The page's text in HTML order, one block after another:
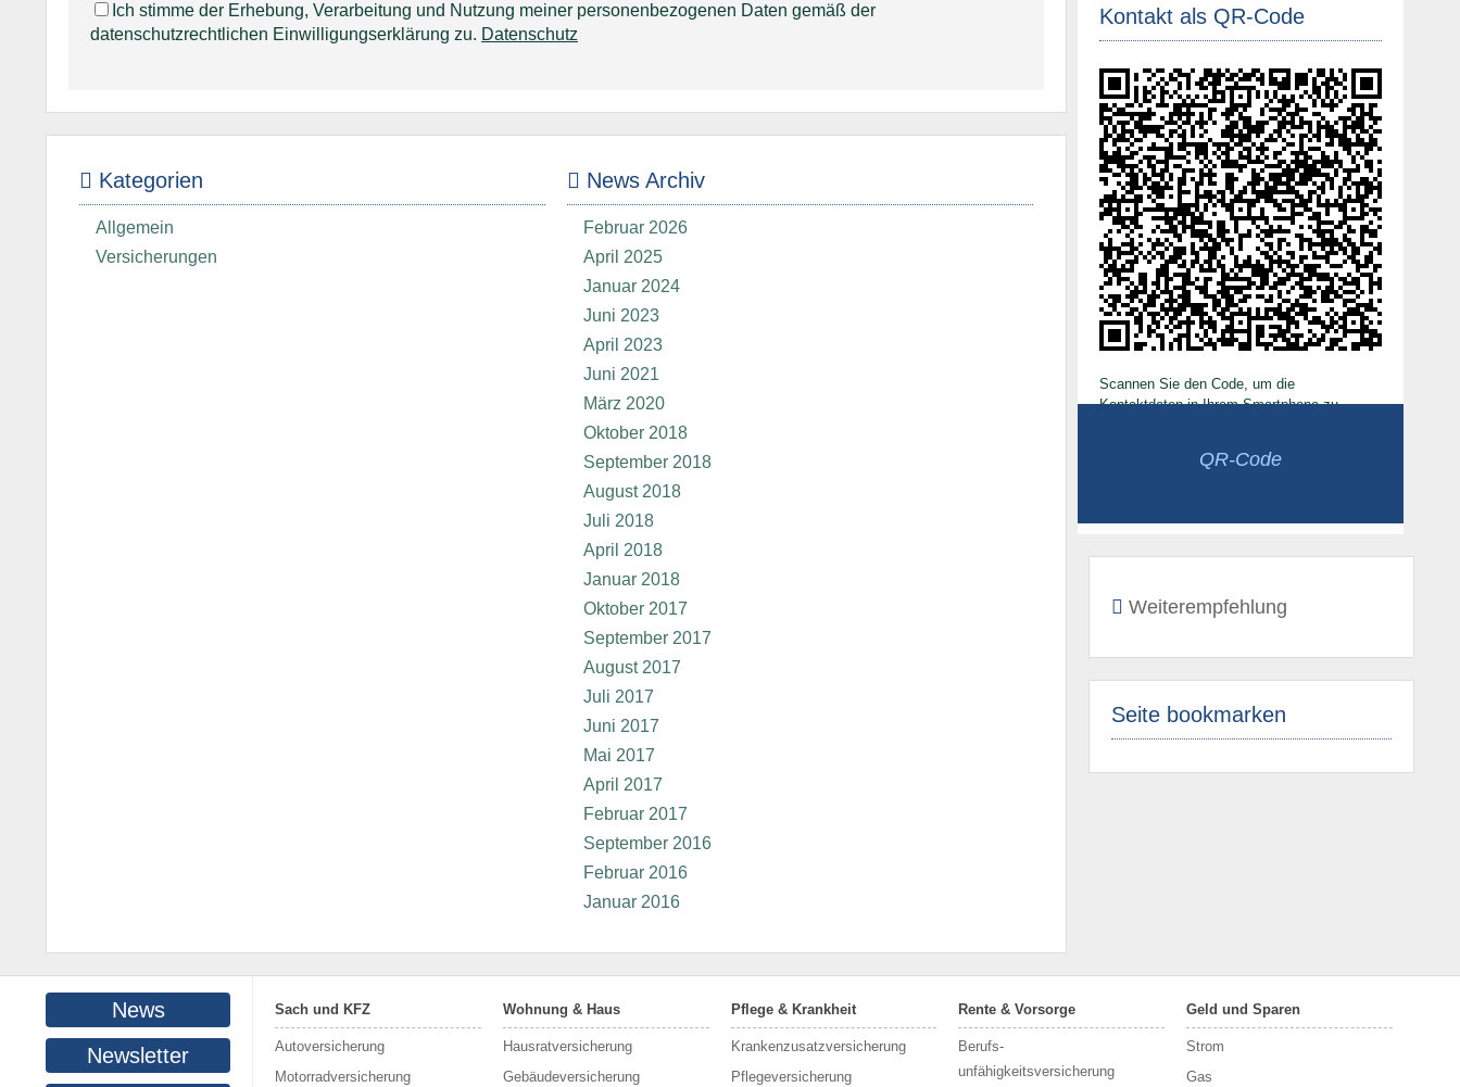
Kontakt als QR-Code
Scannen Sie den Code, um die
Kontaktdaten in Ihrem Smartphone zu
QR-Code
Weiterempfehlung
Seite bookmarken
Ich stimme der Erhebung, Verarbeitung und Nutzung meiner personenbezogenen Daten gemäß der
datenschutzrechtlichen Einwilligungserklärung zu. Datenschutz
Kategorien
Allgemein
Versicherungen
News Archiv
Februar 2026
April 2025
Januar 2024
Juni 2023
April 2023
Juni 2021
März 2020
Oktober 2018
September 2018
August 2018
Juli 2018
April 2018
Januar 2018
Oktober 2017
September 2017
August 2017
Juli 2017
Juni 2017
Mai 2017
April 2017
Februar 2017
September 2016
Februar 2016
Januar 2016
News
Newsletter
Sach und KFZ
Autoversicherung
Motorradversicherung
Wohnung & Haus
Hausratversicherung
Gebäudeversicherung
Pflege & Krankheit
Krankenzusatzversicherung
Pflegeversicherung
Rente & Vorsorge
Berufs­
unfähigkeitsversicherung
Geld und Sparen
Strom
Gas